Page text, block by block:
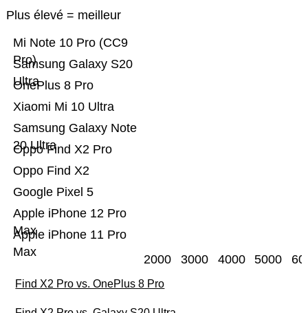
Plus élevé = meilleur
Apple iPhone 11 Pro
Max
Apple iPhone 12 Pro
Max
Google Pixel 5
Oppo Find X2
Oppo Find X2 Pro
Samsung Galaxy Note
20 Ultra
Xiaomi Mi 10 Ultra
OnePlus 8 Pro
Samsung Galaxy S20
Ultra
Mi Note 10 Pro (CC9
Pro)
2000 3000 4000 5000
Find X2 Pro vs. OnePlus 8 Pro